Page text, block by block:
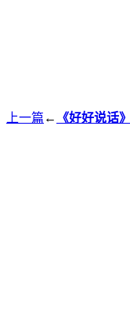
上一篇 ← 《好好说话》